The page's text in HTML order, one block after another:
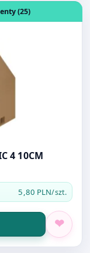
TRIC 4 10CM
(25)
4 10CM
5,80 PLN/szt.